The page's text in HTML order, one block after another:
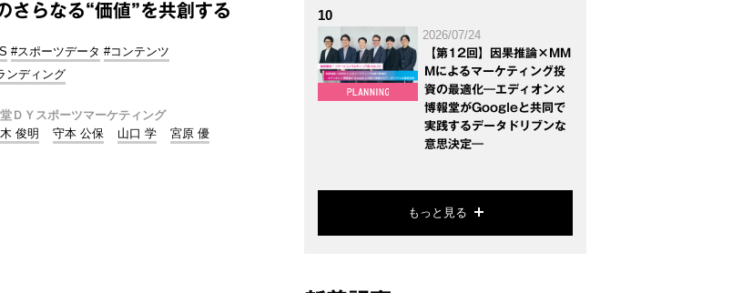
さらなる“価値”を共創する
#スポーツデータ #コンテンツ
ンディング
ＤＹスポーツマーケティング
俊明
守本 公保 山口 学 宮原 優
10
2026/07/24
【第12回】因果推論×MM
Mによるマーケティング投
資の最適化―エディオン×
博報堂がGoogleと共同で
実践するデータドリブンな
意思決定―
もっと見る